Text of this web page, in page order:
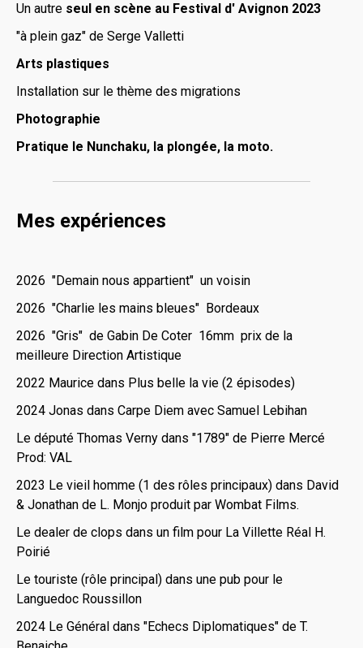
Un autre seul en scène au Festival d' Avignon 2023
"à plein gaz" de Serge Valletti
Arts plastiques
Installation sur le thème des migrations
Photographie
Pratique le Nunchaku, la plongée, la moto.
Mes expériences
2026 "Demain nous appartient" un voisin
2026 "Charlie les mains bleues" Bordeaux
2026 "Gris" de Gabin De Coter 16mm prix de la
meilleure Direction Artistique
2022 Maurice dans Plus belle la vie (2 épisodes)
2024 Jonas dans Carpe Diem avec Samuel Lebihan
Le député Thomas Verny dans "1789" de Pierre Mercé
Prod: VAL
2023 Le vieil homme (1 des rôles principaux) dans David
& Jonathan de L. Monjo produit par Wombat Films.
Le dealer de clops dans un film pour La Villette Réal H.
Poirié
Le touriste (rôle principal) dans une pub pour le
Languedoc Roussillon
2024 Le Général dans "Echecs Diplomatiques" de T.